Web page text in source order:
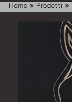
Home Prodotti